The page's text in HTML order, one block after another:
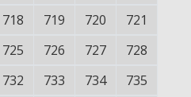
718 719 720
721
725 726 727
728
732 733 734
735